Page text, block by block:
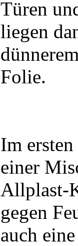
Türen
liegen
Folie.
Im
einer
Allplast-
gegen
auch